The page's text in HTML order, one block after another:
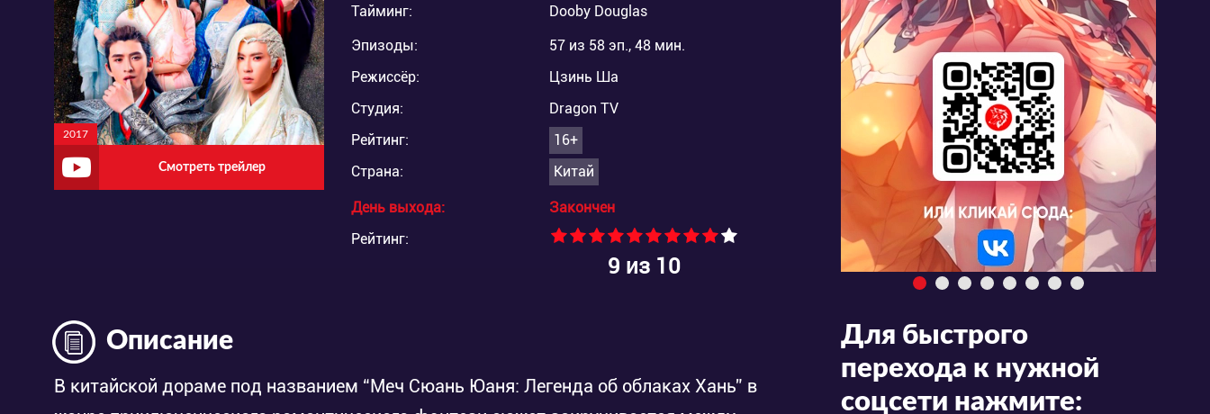
2017
Смотреть трейлер
Тайминг:
Dooby Douglas
Эпизоды:
57 из 58 эп., 48 мин.
Режиссёр:
Цзинь Ша
Студия:
Dragon TV
Рейтинг:
16+
Страна:
Китай
День выхода:
Закончен
Рейтинг:
9 из 10
Описание
В китайской дораме под названием “Меч Сюань Юаня: Легенда об облаках Хань” в
Для быстрого
перехода к нужной
соцсети нажмите: